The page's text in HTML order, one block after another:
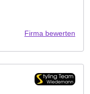
Firma bewerten